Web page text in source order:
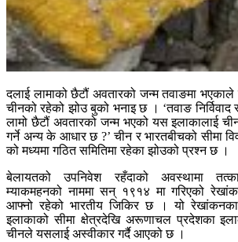
दलाई लामाको छैटौं अवतारको जन्म तवाङमा भएकाले
चीनको रहेको झोउ बुको भनाइ छ । ‘तवाङ
लामो छैटौं अवतारको जन्म भएको यस इलाकालाई
गर्ने अन्य के आधार छ ?’ चीन र भारतबीचको सीमा
को मध्यमा गठित समितिमा रहेका झोउको प्रश्न छ ।
बेलायतको उपनिवेश रहँदाको अवस्थामा
म्याकमहनको नाममा सन् १९१४ मा गरिएको
आफ्नो रहेको भारतीय जिकिर छ । यो रेखांकनका
इलाकाको सीमा क्षेत्रदेखि अरूणाचल प्रदेशका
चीनले यसलाई अस्वीकार गर्दै आएको छ ।